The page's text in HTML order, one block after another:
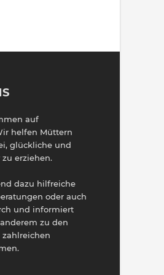
auf
helfen Müttern
glückliche und
erziehen.
dazu hilfreiche
oder auch
und informiert
zu den